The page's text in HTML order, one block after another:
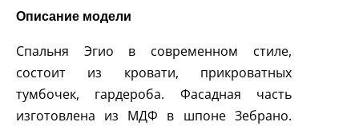
Описание модели
Спальня Эгио в современном стиле,
состоит из кровати, прикроватных
тумбочек, гардероба. Фасадная часть
изготовлена из МДФ в шпоне Зебрано.